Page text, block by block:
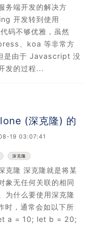
端开发的解决方
开发转到使用
码不够优雅，虽然
、koa 等非常方
是由于 Javascript 没
发的过程...
(深克隆) 的
19 03:07:41
深克隆
克隆 深克隆就是将某
象无任何关联的相同
为什么要使用深克隆
时，通常会如以下所
a = 10; let b = 20;